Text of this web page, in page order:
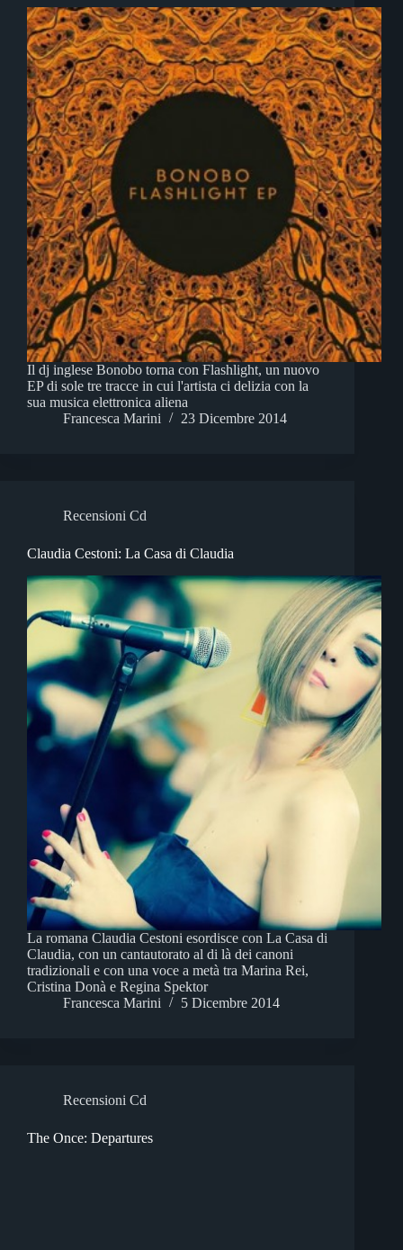
Il dj inglese Bonobo torna con Flashlight, un nuovo
EP di sole tre tracce in cui l'artista ci delizia con la
sua musica elettronica aliena
Francesca Marini
23 Dicembre 2014
Recensioni Cd
Claudia Cestoni: La Casa di Claudia
La romana Claudia Cestoni esordisce con La Casa di
Claudia, con un cantautorato al di là dei canoni
tradizionali e con una voce a metà tra Marina Rei,
Cristina Donà e Regina Spektor
Francesca Marini
5 Dicembre 2014
Recensioni Cd
The Once: Departures